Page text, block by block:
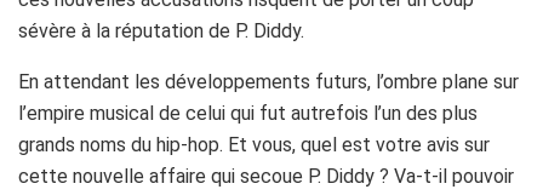
sévère à la réputation de P. Diddy.
En attendant les développements futurs, l’ombre plane sur
l’empire musical de celui qui fut autrefois l’un des plus
grands noms du hip-hop. Et vous, quel est votre avis sur
cette nouvelle affaire qui secoue P. Diddy ? Va-t-il pouvoir